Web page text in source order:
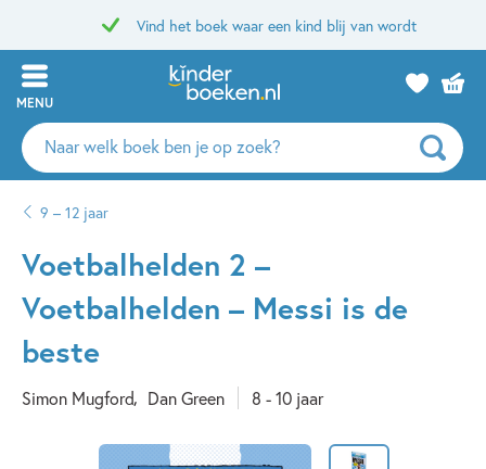
Vind het boek waar een kind blij van wordt
MENU
Zoeken
naar
auteurs
uitgevers
9 – 12 jaar
Voetbalhelden 2 –
Voetbalhelden – Messi is de
beste
Simon Mugford Dan Green 8 - 10 jaar